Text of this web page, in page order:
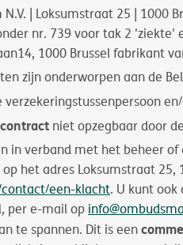
N.V. | Loksumstraat 25 | 1000
nr. 739 voor tak 2 'ziekte'
1000 Brussel fabrikant
zijn onderworpen aan de
verzekeringstussenpersoon
niet opzegbaar door
in verband met het beheer
het adres Loksumstraat 25,
een-klacht. U kunt ook
per e-mail op
te spannen. Dit is een